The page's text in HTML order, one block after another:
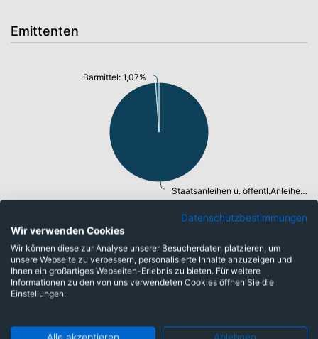
Emittenten
Staatsanleihen u. öffentl.Anleihen: 98,93%
Barmittel: 1,07%
Laufzeiten
sehr kurze Laufzeiten: 1,07%
Datenschutzbestimmungen
Wir verwenden Cookies
Wir können diese zur Analyse unserer Besucherdaten platzieren, um
unsere Webseite zu verbessern, personalisierte Inhalte anzuzeigen und
Ihnen ein großartiges Webseiten-Erlebnis zu bieten. Für weitere
Informationen zu den von uns verwendeten Cookies öffnen Sie die
Einstellungen.